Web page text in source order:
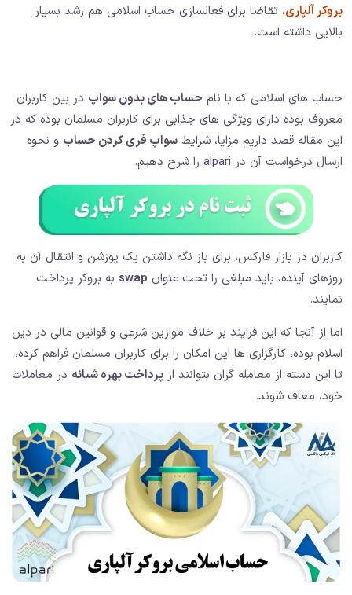
بروکر آلپاری، تقاضا برای فعالسازی حساب اسلامی هم رشد بسیار
بالایی داشته است.
حساب های اسلامی که با نام حساب های بدون سواپ در بین کاربران
معروف بوده دارای ویژگی های جذابی برای کاربران مسلمان بوده که در
این مقاله قصد داریم مزایا، شرایط سواپ فری کردن حساب و نحوه
ارسال درخواست آن در alpari را شرح دهیم.
کاربران در بازار فارکس، برای باز نگه داشتن یک پوزشن و انتقال آن به
روزهای آینده، باید مبلغی را تحت عنوان swap به بروکر پرداخت
نمایند.
اما از آنجا که این فرایند بر خلاف موازین شرعی و قوانین مالی در دین
اسلام بوده،‌ کارگزاری ها این امکان را برای کاربران مسلمان فراهم کرده،
تا این دسته از معامله گران بتوانند از پرداخت بهره شبانه در معاملات
خود، معاف شوند.